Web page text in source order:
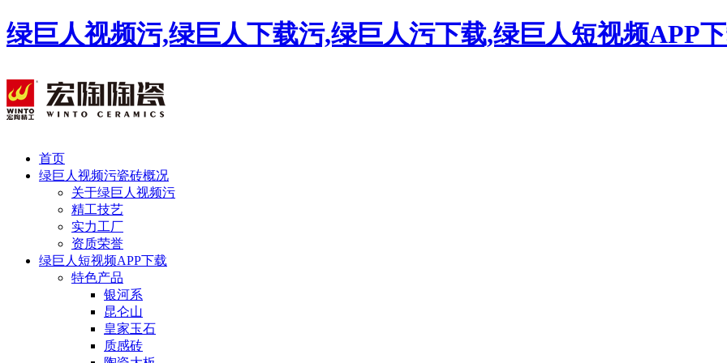
绿巨人视频污,绿巨人下载污,绿巨人污下载,绿巨人短视频APP
首页
绿巨人视频污瓷砖概况
关于绿巨人视频污
精工技艺
实力工厂
资质荣誉
绿巨人短视频APP下载
特色产品
银河系
昆仑山
皇家玉石
质感砖